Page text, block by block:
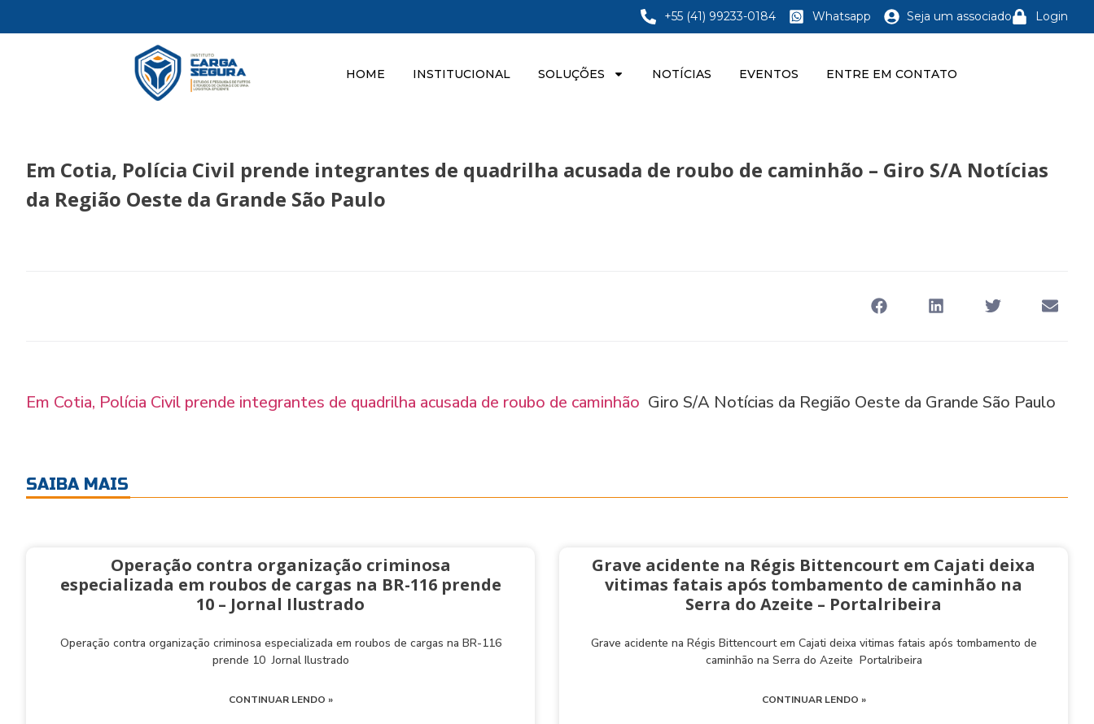
+55 (41) 99233-0184 Whatsapp Seja um associado Login
HOME INSTITUCIONAL SOLUÇÕES NOTÍCIAS EVENTOS ENTRE EM CONTATO
Em Cotia, Polícia Civil prende integrantes de quadrilha acusada de roubo de caminhão – Giro S/A Notícias
da Região Oeste da Grande São Paulo
Em Cotia, Polícia Civil prende integrantes de quadrilha acusada de roubo de caminhão Giro S/A Notícias da Região Oeste da Grande São Paulo
SAIBA MAIS
Operação contra organização criminosa
especializada em roubos de cargas na BR-116 prende
10 – Jornal Ilustrado
Operação contra organização criminosa especializada em roubos de cargas na BR-116
prende 10 Jornal Ilustrado
CONTINUAR LENDO »
Grave acidente na Régis Bittencourt em Cajati deixa
vitimas fatais após tombamento de caminhão na
Serra do Azeite – Portalribeira
Grave acidente na Régis Bittencourt em Cajati deixa vitimas fatais após tombamento de
caminhão na Serra do Azeite Portalribeira
CONTINUAR LENDO »